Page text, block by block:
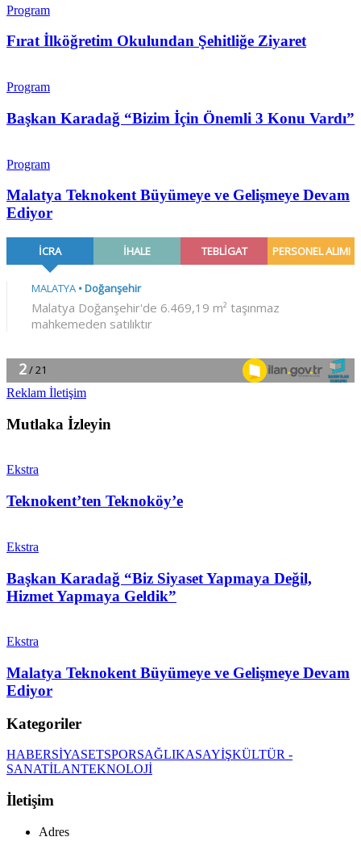
Program
Fırat İlköğretim Okulundan Şehitliğe Ziyaret
Program
Başkan Karadağ “Bizim İçin Önemli 3 Konu Vardı”
Program
Malatya Teknokent Büyümeye ve Gelişmeye Devam
Ediyor
Reklam İletişim
Mutlaka İzleyin
Ekstra
Teknokent’ten Teknoköy’e
Ekstra
Başkan Karadağ “Biz Siyaset Yapmaya Değil,
Hizmet Yapmaya Geldik”
Ekstra
Malatya Teknokent Büyümeye ve Gelişmeye Devam
Ediyor
Kategoriler
HABERSİYASETSPORSAĞLIKASAYİŞKÜLTÜR -
SANATİLANTEKNOLOJİ
İletişim
Adres